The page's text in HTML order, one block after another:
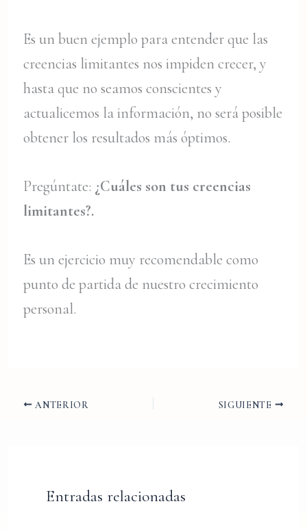
Es un buen ejemplo para entender que las
creencias limitantes nos impiden crecer, y
hasta que no seamos conscientes y
actualicemos la información, no será posible
obtener los resultados más óptimos.
Pregúntate: ¿Cuáles son tus creencias
limitantes?.
Es un ejercicio muy recomendable como
punto de partida de nuestro crecimiento
personal.
ANTERIOR SIGUIENTE
Entradas relacionadas